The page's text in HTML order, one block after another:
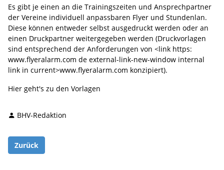
Es gibt je einen an die Trainingszeiten und Ansprechpartner
der Vereine individuell anpassbaren Flyer und Stundenlan.
Diese können entweder selbst ausgedruckt werden oder an
einen Druckpartner weitergegeben werden (Druckvorlagen
sind entsprechend der Anforderungen von <link https:
www.flyeralarm.com de external-link-new-window internal
link in current>www.flyeralarm.com konzipiert).
Hier geht's zu den Vorlagen
BHV-Redaktion
Zurück